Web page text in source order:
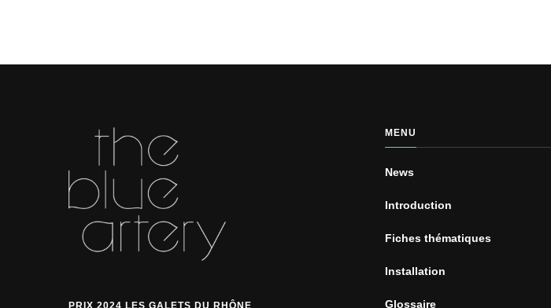
PRIX 2024 LES GALETS DU RHÔNE
MENU
News
Introduction
Fiches thématiques
Installation
Glossaire